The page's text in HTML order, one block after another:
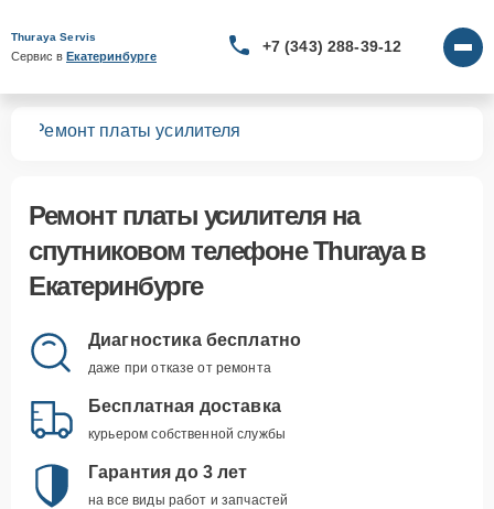
Thuraya Servis
Сервис в Екатеринбурге
+7 (343) 288-39-12
Ремонт платы усилителя
Ремонт платы усилителяна
спутниковом телефоне Thuraya в
Екатеринбурге
Диагностика бесплатно
даже при отказе от ремонта
Бесплатная доставка
курьером собственной службы
Гарантия до 3 лет
на все виды работ и запчастей